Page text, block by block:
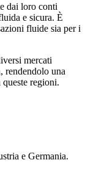
dai loro conti
e sicura. È
fluide sia per i
mercati
rendendolo una
regioni.
e Germania.